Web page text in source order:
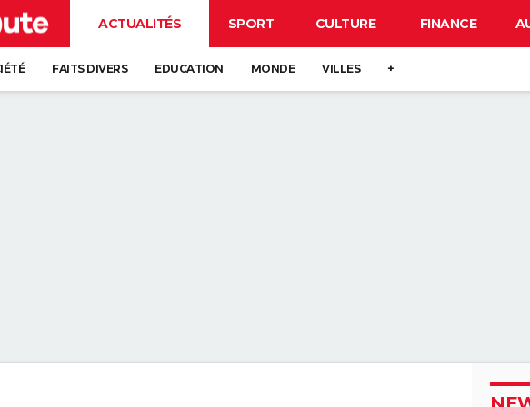
ACTUALITÉS SPORT CULTURE FINANCE
FAITS DIVERS EDUCATION MONDE VILLES +